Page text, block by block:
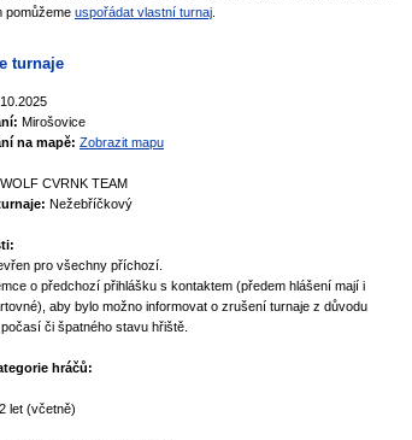
pomůžeme uspořádat vlastní turnaj
turnaje
Mirošovice
na mapě: Zobrazit mapu
WOLF CVRNK TEAM
Nežebříčkový
pro všechny příchozí.
o předchozí přihlášku s kontaktem (předem hlášení mají i
aby bylo možno informovat o zrušení turnaje z důvodu
či špatného stavu hřiště.
hráčů:
let (včetně)